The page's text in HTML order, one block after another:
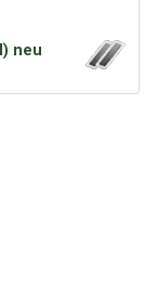
neu